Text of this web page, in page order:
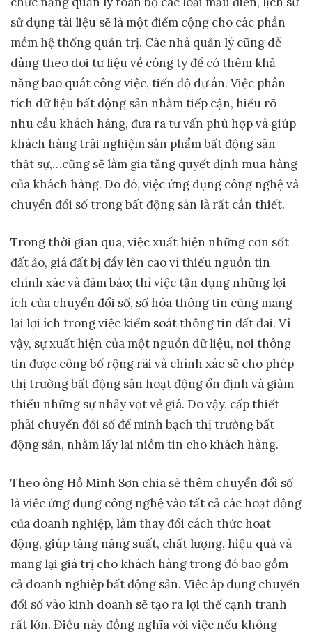
sử dụng tài liệu sẽ là một điểm cộng cho các phần
mềm hệ thống quản trị. Các nhà quản lý cũng dễ
dàng theo dõi tư liệu về công ty để có thêm khả
năng bao quát công việc, tiến độ dự án. Việc phân
tích dữ liệu bất động sản nhằm tiếp cận, hiểu rõ
nhu cầu khách hàng, đưa ra tư vấn phù hợp và giúp
khách hàng trải nghiệm sản phẩm bất động sản
thật sự,…cũng sẽ làm gia tăng quyết định mua hàng
của khách hàng. Do đó, việc ứng dụng công nghệ và
chuyển đổi số trong bất động sản là rất cần thiết.
Trong thời gian qua, việc xuất hiện những cơn sốt
đất ảo, giá đất bị đẩy lên cao vì thiếu nguồn tin
chính xác và đảm bảo; thì việc tận dụng những lợi
ích của chuyển đổi số, số hóa thông tin cũng mang
lại lợi ích trong việc kiểm soát thông tin đất đai. Vì
vậy, sự xuất hiện của một nguồn dữ liệu, nơi thông
tin được công bố rộng rãi và chính xác sẽ cho phép
thị trường bất động sản hoạt động ổn định và giảm
thiểu những sự nhảy vọt về giá. Do vậy, cấp thiết
phải chuyển đổi số để minh bạch thị trường bất
động sản, nhằm lấy lại niềm tin cho khách hàng.
Theo ông Hồ Minh Sơn chia sẻ thêm chuyển đổi số
là việc ứng dụng công nghệ vào tất cả các hoạt động
của doanh nghiệp, làm thay đổi cách thức hoạt
động, giúp tăng năng suất, chất lượng, hiệu quả và
mang lại giá trị cho khách hàng trong đó bao gồm
cả doanh nghiệp bất động sản. Việc áp dụng chuyển
đổi số vào kinh doanh sẽ tạo ra lợi thế cạnh tranh
rất lớn. Điều này đồng nghĩa với việc nếu không